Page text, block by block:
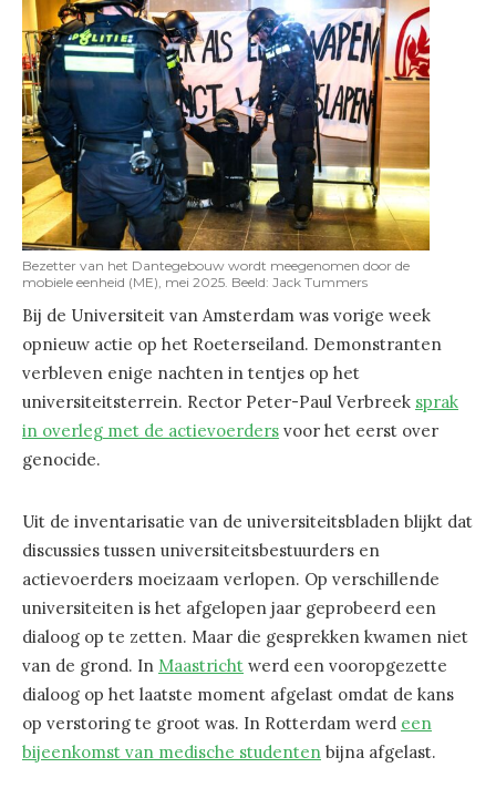
Bezetter van het Dantegebouw wordt meegenomen door de
mobiele eenheid (ME), mei 2025. Beeld: Jack Tummers
Bij de Universiteit van Amsterdam was vorige week
opnieuw actie op het Roeterseiland. Demonstranten
verbleven enige nachten in tentjes op het
universiteitsterrein. Rector Peter-Paul Verbreek sprak
in overleg met de actievoerders voor het eerst over
genocide.
Uit de inventarisatie van de universiteitsbladen blijkt dat
discussies tussen universiteitsbestuurders en
actievoerders moeizaam verlopen. Op verschillende
universiteiten is het afgelopen jaar geprobeerd een
dialoog op te zetten. Maar die gesprekken kwamen niet
van de grond. In Maastricht werd een vooropgezette
dialoog op het laatste moment afgelast omdat de kans
op verstoring te groot was. In Rotterdam werd een
bijeenkomst van medische studenten bijna afgelast.